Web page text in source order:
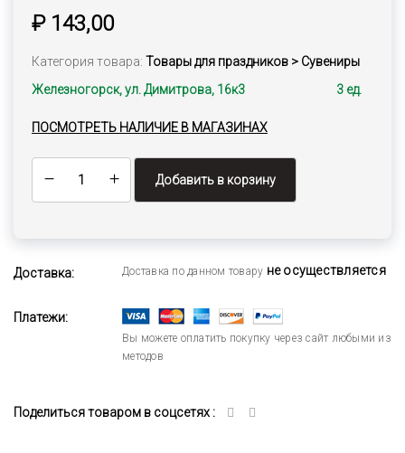
₽ 143,00
Категория товара: Товары для праздников > Сувениры
Железногорск, ул. Димитрова, 16к3
3 ед.
ПОСМОТРЕТЬ НАЛИЧИЕ В МАГАЗИНАХ
Добавить в корзину
Доставка: Доставка по данном товару не осуществляется
Платежи:
Вы можете оплатить покупку через сайт любыми из
методов
Поделиться товаром в соцсетях :